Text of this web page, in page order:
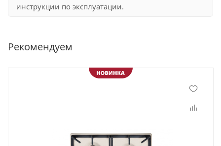
инструкции по эксплуатации.
Рекомендуем